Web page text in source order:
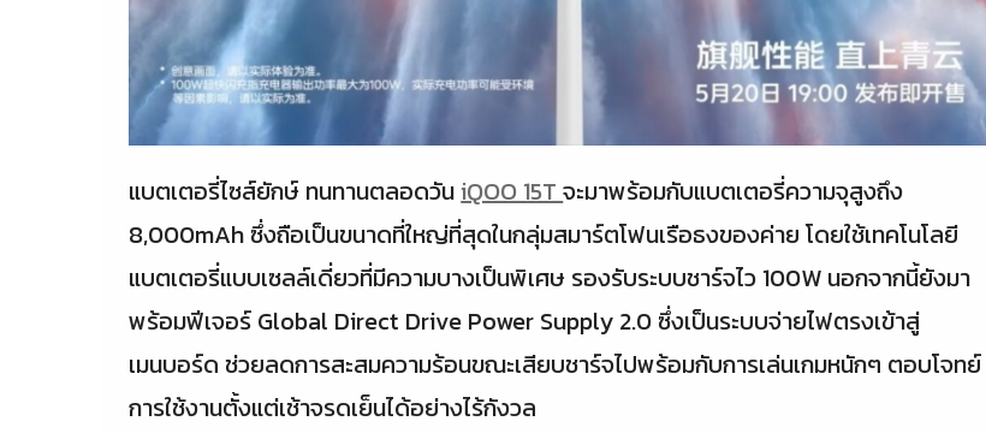
แบตเตอรี่ไซส์ยักษ์ ทนทานตลอดวันiQOO 15Tจะมาพร้อมกับแบตเตอรี่ความจุสูงถึง
8,000mAh ซึ่งถือเป็นขนาดที่ใหญ่ที่สุดในกลุ่มสมาร์ตโฟนเรือธงของค่าย โดยใช้เทคโนโลยี
แบตเตอรี่แบบเซลล์เดี่ยวที่มีความบางเป็นพิเศษ รองรับระบบชาร์จไว 100W นอกจากนี้ยังมา
พร้อมฟีเจอร์ Global Direct Drive Power Supply 2.0 ซึ่งเป็นระบบจ่ายไฟตรงเข้าสู่
เมนบอร์ด ช่วยลดการสะสมความร้อนขณะเสียบชาร์จไปพร้อมกับการเล่นเกมหนักๆ ตอบโจทย์
การใช้งานตั้งแต่เช้าจรดเย็นได้อย่างไร้กังวล